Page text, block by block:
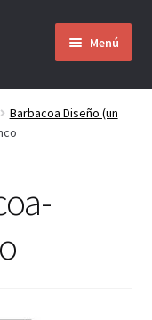
Menú
Barbacoa Diseño (un